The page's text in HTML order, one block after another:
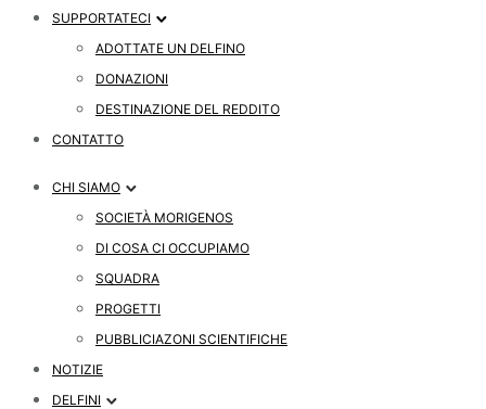
SUPPORTATECI
ADOTTATE UN DELFINO
DONAZIONI
DESTINAZIONE DEL REDDITO
CONTATTO
CHI SIAMO
SOCIETÀ MORIGENOS
DI COSA CI OCCUPIAMO
SQUADRA
PROGETTI
PUBBLICIAZONI SCIENTIFICHE
NOTIZIE
DELFINI